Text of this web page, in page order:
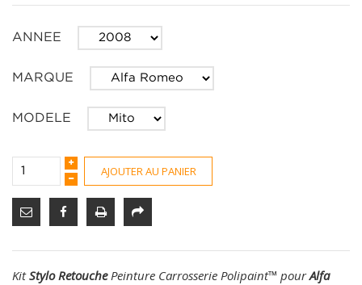
ANNEE
MARQUE
MODELE
AJOUTER AU PANIER
KitStylo RetouchePeinture Carrosserie Polipaint™ pourAlfa